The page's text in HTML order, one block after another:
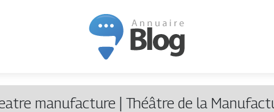
manufacture | Théâtre de la